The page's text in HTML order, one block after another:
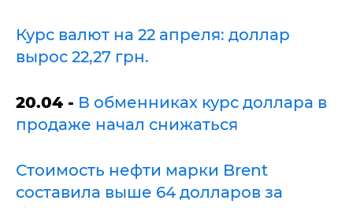
Курс валют на 22 апреля: доллар
вырос 22,27 грн.
20.04 - В обменниках курс доллара в
продаже начал снижаться
Стоимость нефти марки Brent
составила выше 64 долларов за